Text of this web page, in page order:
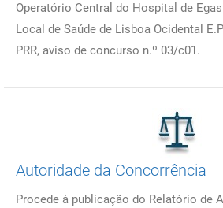
Operatório Central do Hospital de
Local de Saúde de Lisboa Ocidental
PRR, aviso de concurso n.º 03/c01.
Autoridade da Concorrência
Procede à publicação do Relatório de